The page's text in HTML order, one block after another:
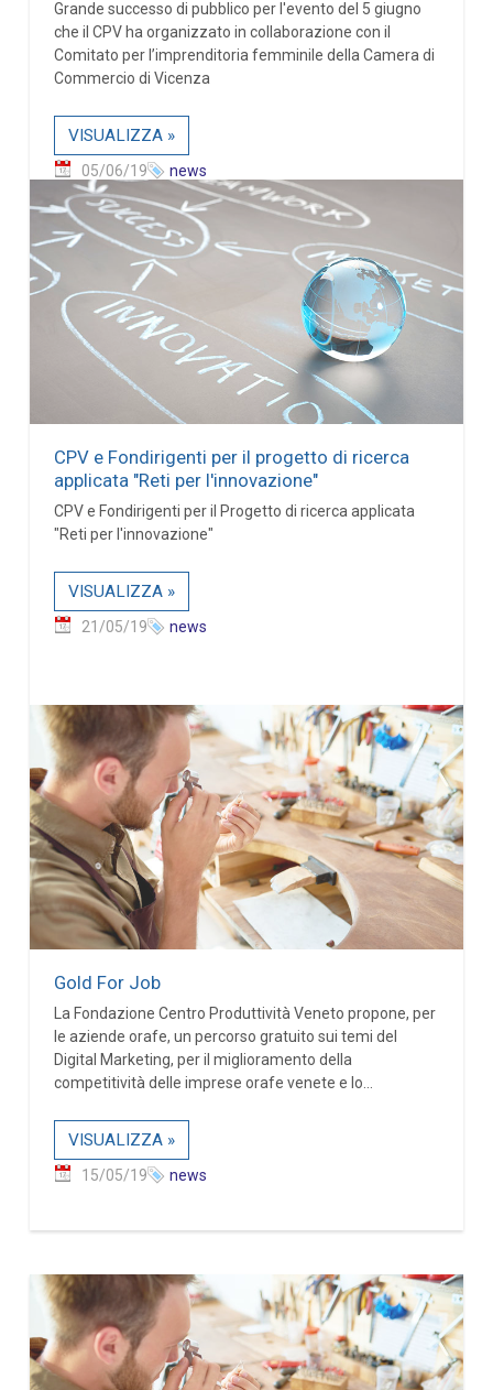
Grande successo di pubblico per l'evento del 5 giugno
che il CPV ha organizzato in collaborazione con il
Comitato per l’imprenditoria femminile della Camera di
Commercio di Vicenza
VISUALIZZA »
05/06/19 news
CPV e Fondirigenti per il progetto di ricerca
applicata "Reti per l'innovazione"
CPV e Fondirigenti per il Progetto di ricerca applicata
"Reti per l'innovazione"
VISUALIZZA »
21/05/19 news
Gold For Job
La Fondazione Centro Produttività Veneto propone, per
le aziende orafe, un percorso gratuito sui temi del
Digital Marketing, per il miglioramento della
competitività delle imprese orafe venete e lo...
VISUALIZZA »
15/05/19 news